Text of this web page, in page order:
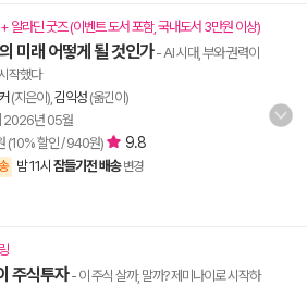
알라딘 굿즈 (이벤트 도서 포함, 국내도서 3만원 이상)
미래 어떻게 될 것인가- AI 시대, 부와 권력이
작했다
(지은이), 김익성 (옮긴이)
2026년 05월
(10% 할인 / 940원) 9.8
밤 11시 잠들기전 배송 변경
주식투자- 이 주식 살까, 말까? 제미나이로 시작하